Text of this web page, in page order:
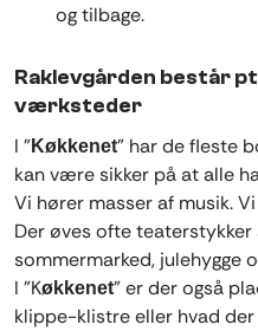
og tilbage.
Raklevgården består
værksteder
I "Køkkenet" har de fleste
kan være sikker på at alle
Vi hører masser af musik.
Der øves ofte
sommermarked, julehygge
I "Køkkenet" er der også
klippe-klistre eller hvad